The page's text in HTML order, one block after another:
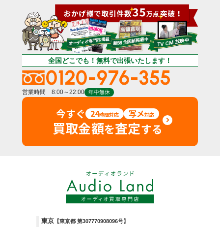
全国どこでも！無料で出張いたします！
0120-976-355
営業時間 8:00～22:00 年中無休
今すぐ 24時間対応 写メ対応
買取金額を査定する
東京 【東京都 第307770908096号】